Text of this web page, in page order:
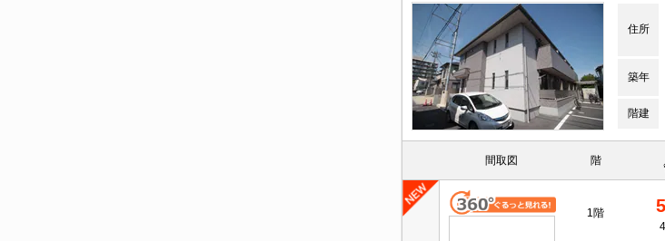
住所
築年
階建
間取図 階
1階